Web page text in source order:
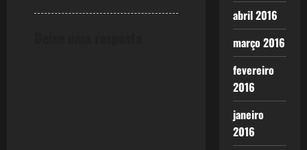
abril 2016
março 2016
fevereiro
2016
janeiro
2016